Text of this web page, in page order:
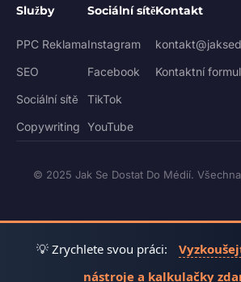
Služby
PPC Reklama
SEO
Sociální sítě
Copywriting
Sociální sítě
Instagram
Facebook
TikTok
YouTube
Kontakt
Kontaktní
© 2025 Jak Se Dostat Do Médií.
💡 Zrychlete svou práci:
nástroje a kalkulačky